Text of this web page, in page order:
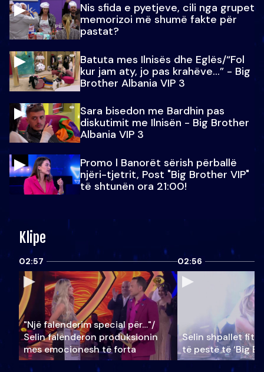
Nis sfida e pyetjeve, cili nga grupet
memorizoi më shumë fakte për
pastat?
Batuta mes Ilnisës dhe Eglës/“Fol
kur jam aty, jo pas krahëve…” - Big
Brother Albania VIP 3
Sara bisedon me Bardhin pas
diskutimit me Ilnisën - Big Brother
Albania VIP 3
Promo l Banorët sërish përballë
njëri-tjetrit, Post "Big Brother VIP"
të shtunën ora 21:00!
Klipe
02:57
"Një falenderim special për…"/
Selin falënderon produksionin
mes emocionesh të forta
02:56
Selin shpallet
të pestë të ‘Big